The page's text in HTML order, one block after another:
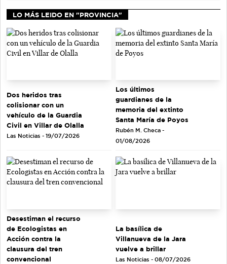
LO MÁS LEIDO EN "PROVINCIA"
Dos heridos tras
colisionar con un
vehículo de la Guardia
Civil en Villar de Olalla
Las Noticias - 19/07/2026
Los últimos
guardianes de la
memoria del extinto
Santa María de Poyos
Rubén M. Checa -
01/08/2026
Desestiman el recurso
de Ecologistas en
Acción contra la
clausura del tren
convencional
La basílica de
Villanueva de la Jara
vuelve a brillar
Las Noticias - 08/07/2026